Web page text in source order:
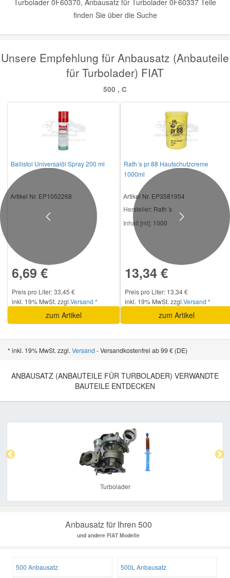
finden Sie über die Suche
Unsere Empfehlung für Anbausatz (Anbauteile
für Turbolader) FIAT
500 , C
Ballistol Universalöl Spray 200 ml
Artikel Nr. EP1052268
6,69 €
Preis pro Liter: 33,45 €
inkl. 19% MwSt. zzgl.Versand *
zum Artikel
Rath´s pr 88 Hautschutzcreme
1000ml
Artikel Nr. EP3581954
Hersteller: Rath´s
Inhalt [ml]: 1000
13,34 €
Preis pro Liter: 13,34 €
inkl. 19% MwSt. zzgl.Versand *
zum Artikel
Previous Next
* inkl. 19% MwSt. zzgl. Versand - Versandkostenfrei ab 99 € (DE)
ANBAUSATZ (ANBAUTEILE FÜR TURBOLADER) VERWANDTE
BAUTEILE ENTDECKEN
Turbolader
Anbausatz für Ihren 500
und andere FIAT Modelle
500 Anbausatz 500L Anbausatz